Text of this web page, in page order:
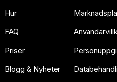
Hur
FAQ
Priser
Blogg & Nyheter